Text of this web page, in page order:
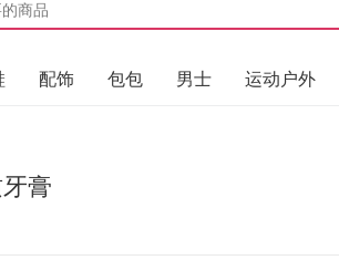
配饰 包包 男士 运动户外
膏